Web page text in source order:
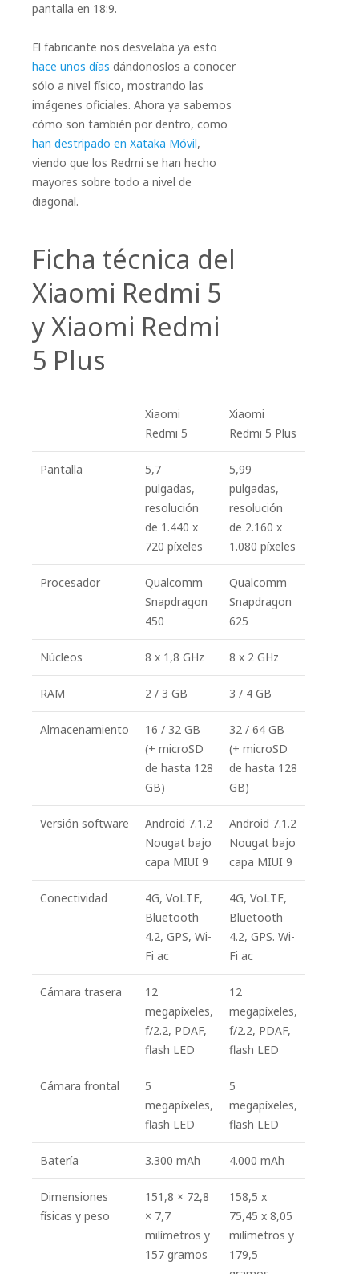
pantalla en 18:9.
El fabricante nos desvelaba ya esto
hace unos días dándonoslos a conocer
sólo a nivel físico, mostrando las
imágenes oficiales. Ahora ya sabemos
cómo son también por dentro, como
han destripado en Xataka Móvil,
viendo que los Redmi se han hecho
mayores sobre todo a nivel de
diagonal.
Ficha técnica del
Xiaomi Redmi 5
y Xiaomi Redmi
5 Plus
Xiaomi
Redmi 5
Xiaomi
Redmi 5 Plus
Pantalla
5,7
pulgadas,
resolución
de 1.440 x
720 píxeles
5,99
pulgadas,
resolución
de 2.160 x
1.080 píxeles
Procesador
Qualcomm
Snapdragon
450
Qualcomm
Snapdragon
625
Núcleos 8 x 1,8 GHz 8 x 2 GHz
RAM 2 / 3 GB 3 / 4 GB
Almacenamiento
16 / 32 GB
(+ microSD
de hasta 128
GB)
32 / 64 GB
(+ microSD
de hasta 128
GB)
Versión software
Android 7.1.2
Nougat bajo
capa MIUI 9
Android 7.1.2
Nougat bajo
capa MIUI 9
Conectividad
4G, VoLTE,
Bluetooth
4.2, GPS, Wi-
Fi ac
4G, VoLTE,
Bluetooth
4.2, GPS. Wi-
Fi ac
Cámara trasera
12
megapíxeles,
f/2.2, PDAF,
flash LED
12
megapíxeles,
f/2.2, PDAF,
flash LED
Cámara frontal
5
megapíxeles,
flash LED
5
megapíxeles,
flash LED
Batería 3.300 mAh 4.000 mAh
Dimensiones
físicas y peso
151,8 × 72,8
× 7,7
milímetros y
157 gramos
158,5 x
75,45 x 8,05
milímetros y
179,5